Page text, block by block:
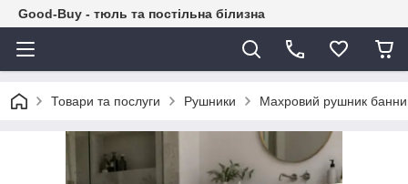
Good-Buy - тюль та постільна білизна
Товари та послуги Рушники Махровий рушник